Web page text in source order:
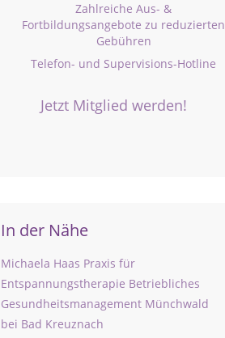
Zahlreiche Aus- &
Fortbildungsangebote zu reduzierten
Gebühren
Telefon- und Supervisions-Hotline
Jetzt Mitglied werden!
In der Nähe
Michaela Haas Praxis für
Entspannungstherapie Betriebliches
Gesundheitsmanagement Münchwald
bei Bad Kreuznach